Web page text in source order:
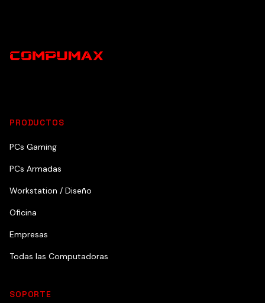
PRODUCTOS
PCs Gaming
PCs Armadas
Workstation / Diseño
Oficina
Empresas
Todas las Computadoras
SOPORTE